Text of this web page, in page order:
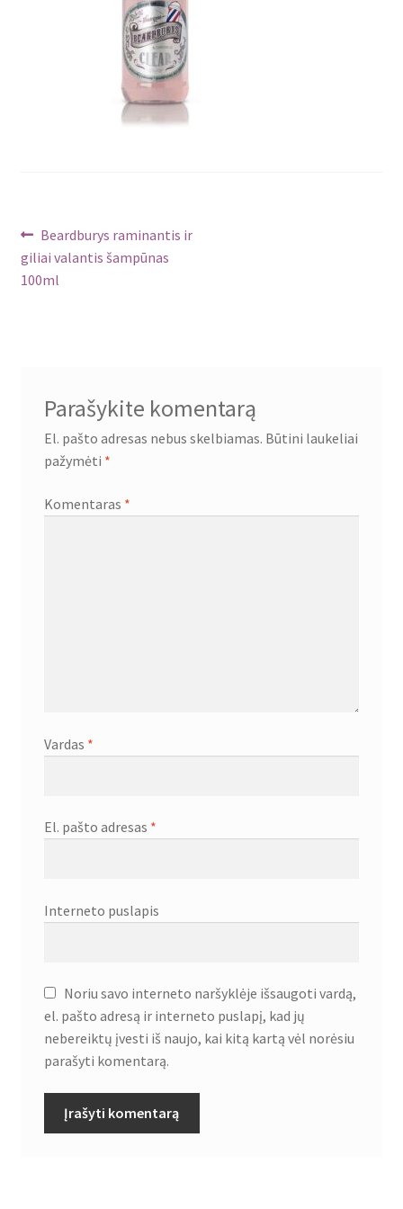
Navigacija
tarp
Ankstenis
įrašas:
Beardburys raminantis ir
giliai valantis šampūnas
100ml
Parašykite komentarą
El. pašto adresas nebus skelbiamas. Būtini laukeliai
pažymėti *
Komentaras *
Vardas *
El. pašto adresas *
Interneto puslapis
Noriu savo interneto naršyklėje išsaugoti vardą,
el. pašto adresą ir interneto puslapį, kad jų
nebereiktų įvesti iš naujo, kai kitą kartą vėl norėsiu
parašyti komentarą.